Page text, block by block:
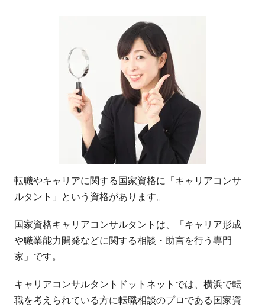
転職やキャリアに関する国家資格に「キャリアコンサ
ルタント」という資格があります。
国家資格キャリアコンサルタントは、「キャリア形成
や職業能力開発などに関する相談・助言を行う専門
家」です。
キャリアコンサルタントドットネットでは、横浜で転
職を考えられている方に転職相談のプロである国家資